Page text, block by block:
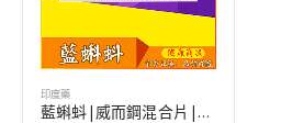
印度藥
藍蝌蚪|威而鋼混合片|延時助勃雙效合一|劑量強|10粒裝